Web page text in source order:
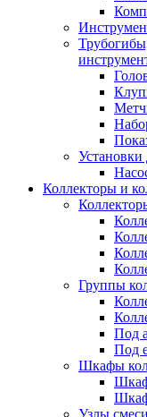
Установки
Коллекторы и
Группы
Под
Под
Шкафы
Узлы